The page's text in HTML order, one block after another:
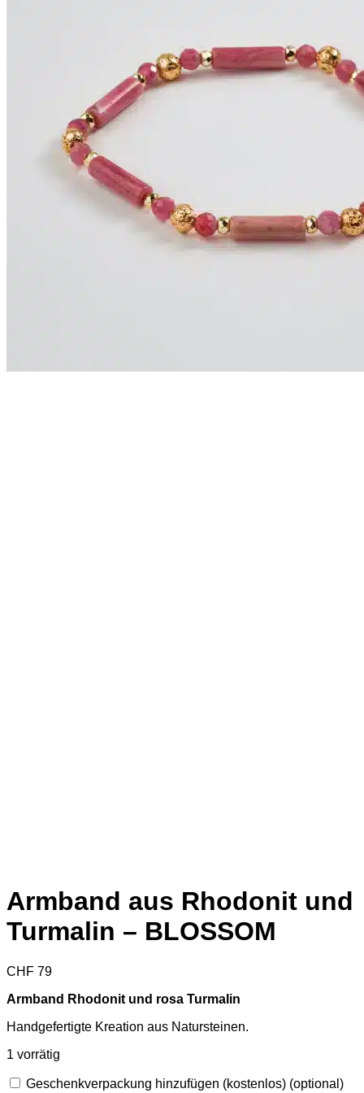
Armband aus Rhodonit und
Turmalin – BLOSSOM
CHF 79
Armband Rhodonit und rosa Turmalin
Handgefertigte Kreation aus Natursteinen.
1 vorrätig
Geschenkverpackung hinzufügen (kostenlos) (optional)